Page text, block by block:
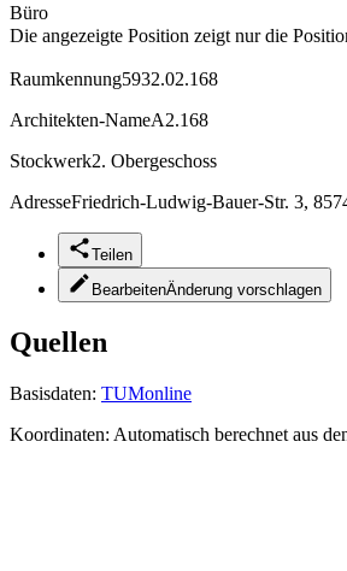
Büro
Die angezeigte Position zeigt nur die
Raumkennung5932.02.168
Architekten-NameA2.168
Stockwerk2. Obergeschoss
AdresseFriedrich-Ludwig-Bauer-Str. 3,
Teilen
BearbeitenÄnderung vorschlagen
Quellen
Basisdaten: TUMonline
Koordinaten: Automatisch berechnet aus